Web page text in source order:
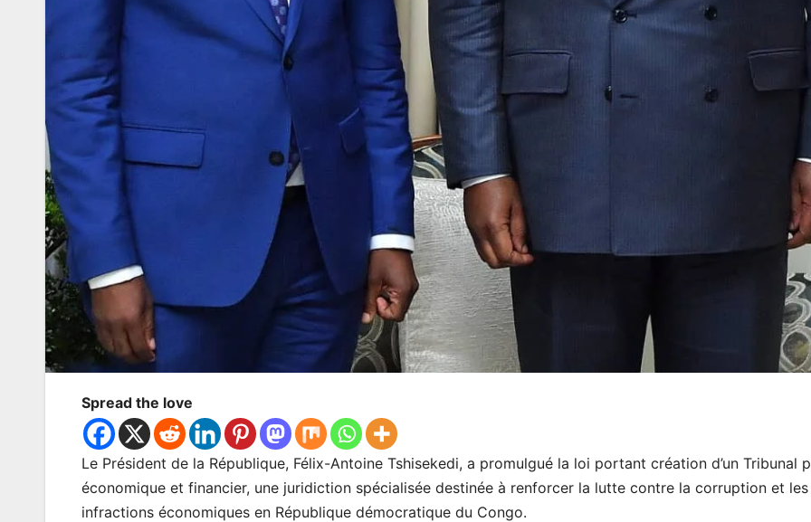
Spread the love
Le Président de la République, Félix-Antoine Tshisekedi, a promulgué la loi portant création d’un Tribunal
économique et financier, une juridiction spécialisée destinée à renforcer la lutte contre la corruption et les
infractions économiques en République démocratique du Congo.